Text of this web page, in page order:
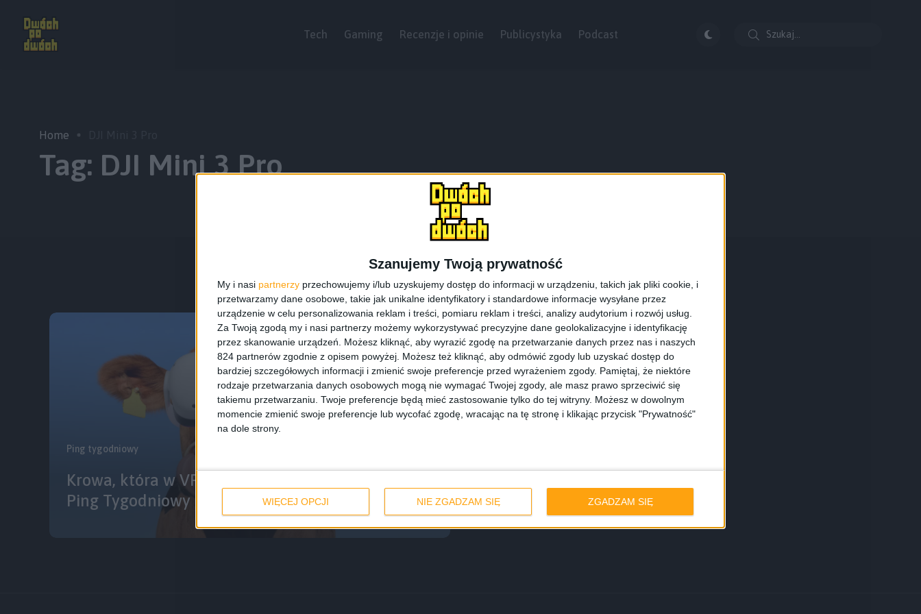
Szanujemy Twoją prywatność
My i nasi partnerzy przechowujemy i/lub uzyskujemy dostęp do informacji w urządzeniu, takich jak pliki cookie, i
przetwarzamy dane osobowe, takie jak unikalne identyfikatory i standardowe informacje wysyłane przez
urządzenie w celu personalizowania reklam i treści, pomiaru reklam i treści, analizy audytorium i rozwój usług.
Za Twoją zgodą my i nasi partnerzy możemy wykorzystywać precyzyjne dane geolokalizacyjne i identyfikację
przez skanowanie urządzeń. Możesz kliknąć, aby wyrazić zgodę na przetwarzanie danych przez nas i naszych
824 partnerów zgodnie z opisem powyżej. Możesz też kliknąć, aby odmówić zgody lub uzyskać dostęp do
bardziej szczegółowych informacji i zmienić swoje preferencje przed wyrażeniem zgody. Pamiętaj, że niektóre
rodzaje przetwarzania danych osobowych mogą nie wymagać Twojej zgody, ale masz prawo sprzeciwić się
takiemu przetwarzaniu. Twoje preferencje będą mieć zastosowanie tylko do tej witryny. Możesz w dowolnym
momencie zmienić swoje preferencje lub wycofać zgodę, wracając na tę stronę i klikając przycisk "Prywatność"
na dole strony.
WIĘCEJ OPCJI NIE ZGADZAM SIĘ ZGADZAM SIĘ
Tech Gaming Recenzje i opinie Publicystyka Podcast
Home
Tag: DJI Mini 3 Pro
Ping tygodniowy
Krowa, która w VR mało ryczy, dużo mleka daje –
Ping Tygodniowy #11